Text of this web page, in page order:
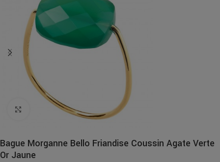
Click to enlarge
Bague Morganne Bello Friandise Coussin Agate Verte
Or Jaune